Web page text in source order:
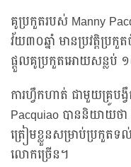
គូប្រកួតរបស់ Manny
វ័យ៣០ឆ្នាំ មានប្រវត្តិ
ផ្តួលគូប្រកួតអោយសន្លប់
ការហ្វឹកហាត់ ជាមួយគ្រូបង្
Pacquiao បាននិយាយថា
ត្រៀមខ្លួនសម្រាប់ប្រកួតទ
លោកច្រើន។